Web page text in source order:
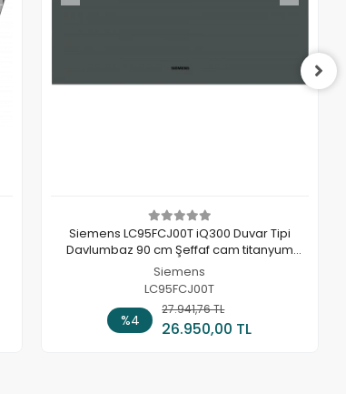
Siemens LC95FCJ00T iQ300 Duvar Tipi
Davlumbaz 90 cm Şeffaf cam titanyum
baskılı
Siemens
LC95FCJ00T
%4
27.941,76 TL
26.950,00 TL
Sepete Ekle